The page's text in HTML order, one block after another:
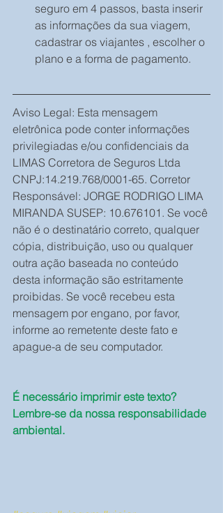
seguro em 4 passos, basta inserir
as informações da sua viagem,
cadastrar os viajantes , escolher o
plano e a forma de pagamento.
Aviso Legal: Esta mensagem
eletrônica pode conter informações
privilegiadas e/ou confidenciais da
LIMAS Corretora de Seguros Ltda
CNPJ:14.219.768/0001-65. Corretor
Responsável: JORGE RODRIGO LIMA
MIRANDA SUSEP: 10.676101. Se você
não é o destinatário correto, qualquer
cópia, distribuição, uso ou qualquer
outra ação baseada no conteúdo
desta informação são estritamente
proibidas. Se você recebeu esta
mensagem por engano, por favor,
informe ao remetente deste fato e
apague-a de seu computador.
É necessário imprimir este texto?
Lembre-se da nossa responsabilidade
ambiental.